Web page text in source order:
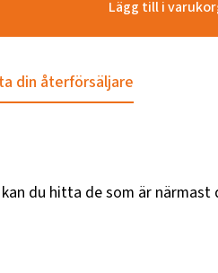
Lägg till i
din återförsäljare
du hitta de som är närmast